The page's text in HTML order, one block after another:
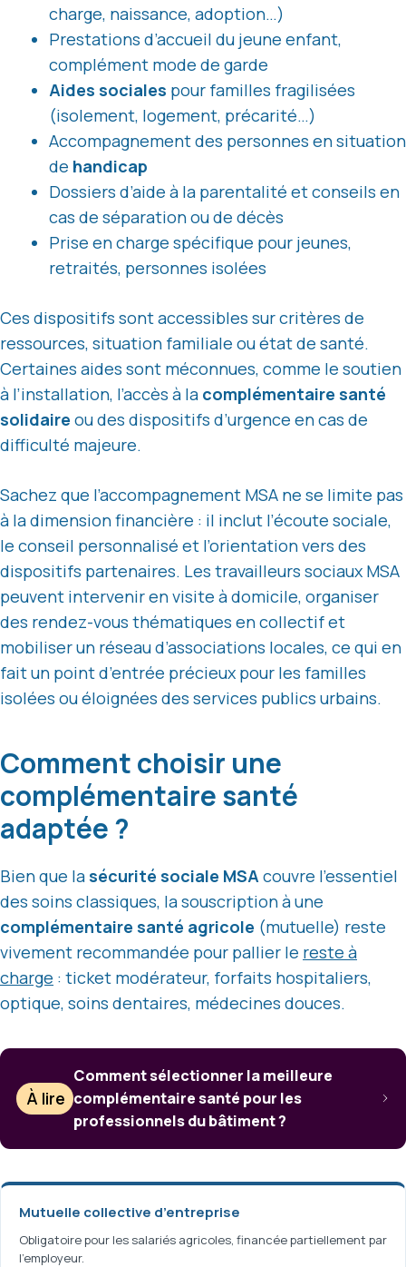
charge, naissance, adoption…)
Prestations d’accueil du jeune enfant,
complément mode de garde
Aides sociales pour familles fragilisées
(isolement, logement, précarité…)
Accompagnement des personnes en situation
de handicap
Dossiers d’aide à la parentalité et conseils en
cas de séparation ou de décès
Prise en charge spécifique pour jeunes,
retraités, personnes isolées
Ces dispositifs sont accessibles sur critères de
ressources, situation familiale ou état de santé.
Certaines aides sont méconnues, comme le soutien
à l’installation, l’accès à la complémentaire santé
solidaire ou des dispositifs d’urgence en cas de
difficulté majeure.
Sachez que l’accompagnement MSA ne se limite pas
à la dimension financière : il inclut l’écoute sociale,
le conseil personnalisé et l’orientation vers des
dispositifs partenaires. Les travailleurs sociaux MSA
peuvent intervenir en visite à domicile, organiser
des rendez-vous thématiques en collectif et
mobiliser un réseau d’associations locales, ce qui en
fait un point d’entrée précieux pour les familles
isolées ou éloignées des services publics urbains.
Comment choisir une
complémentaire santé
adaptée ?
Bien que lasécurité sociale MSA couvre l’essentiel
des soins classiques, la souscription à une
complémentaire santé agricole (mutuelle) reste
vivement recommandée pour pallier le reste à
charge : ticket modérateur, forfaits hospitaliers,
optique, soins dentaires, médecines douces.
À lire
Comment sélectionner la meilleure
complémentaire santé pour les
professionnels du bâtiment ?
Mutuelle collective d’entreprise
Obligatoire pour les salariés agricoles, financée partiellement par
l’employeur.